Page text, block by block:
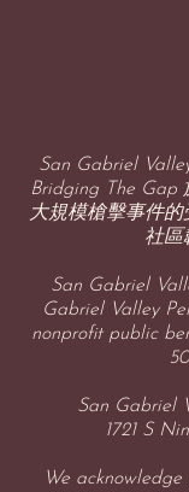
San Gabriel
Bridging The Gap
大規模槍擊事件
社區
San Gabriel
Gabriel Valley
nonprofit public
San Gabriel
1721 S
We